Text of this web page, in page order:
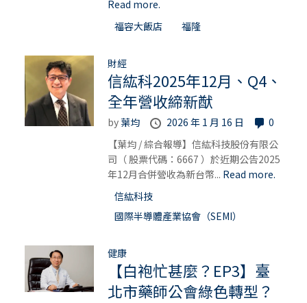
Read more.
福容大飯店
福隆
財經
信紘科2025年12月、Q4、
全年營收締新猷
by葉均 2026 年 1 月 16 日
0
【葉均 / 綜合報導】信紘科技股份有限公
司（ 股票代碼：6667 ）於近期公告2025
年12月合併營收為新台幣... Read more.
信紘科技
國際半導體產業協會（SEMI）
健康
【白袍忙甚麼？EP3】臺
北市藥師公會綠色轉型？